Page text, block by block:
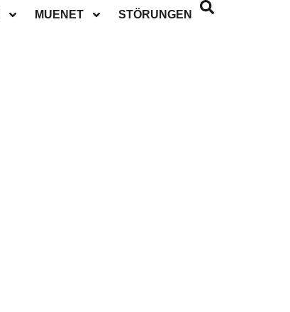
MUENET STÖRUNGEN